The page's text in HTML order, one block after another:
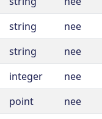
string
nee
string
nee
integer
nee
point
nee